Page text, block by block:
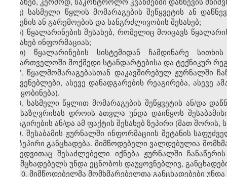
ვ) სასმელი წყლის მომარაგების შეწყვეტის ან
მიზეზის ან გარემოების და ხანგრძლივობის შესახებ;
ზ) წყალარინების შესახებ, რომელიც მოიცავს
შესახებ ინფორმაციას;
თ) წყალარინების სისტემიდან ჩამდინარე სითხის
საქართველოში მოქმედი სტანდარტებისა და ტექნიკურ
7. წყალმომარაგებასთან დაკავშირებულ ჟურნალში
მაჩვენებლები, ასევე დანადგარების რეაგირება,
შეტყობინება).
8. სასმელი წყლით მომარაგების შეწყვეტის ან/და
განსაზღვრისას დროის ათვლა უნდა დაიწყოს
რეაგირების ან/და ამ ფაქტის შესახებ ზეპირი (მათ შორის,
9. შესაბამის ჟურნალში ინფორმაციის შეტანის
ან ზეპირი განცხადება. მიმწოდებელი ვალდებულია
მიხედვითაც შესაძლებელი იქნება ჟურნალში
განმცხადებელს უნდა ეცნობოს დაუყოვნებლივ,
10. მიმწოდებელმა მომხმარებელთა განცხადებები